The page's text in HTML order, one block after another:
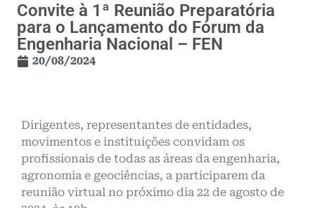
Convite à 1ª Reunião Preparatória
para o Lançamento do Fórum da
Engenharia Nacional – FEN
20/08/2024
Dirigentes, representantes de entidades,
movimentos e instituições convidam os
profissionais de todas as áreas da engenharia,
agronomia e geociências, a participarem da
reunião virtual no próximo dia 22 de agosto de